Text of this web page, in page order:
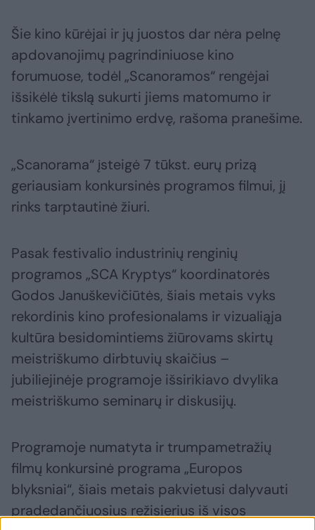
Šie kino kūrėjai ir jų juostos dar nėra pelnę
apdovanojimų pagrindiniuose kino
forumuose, todėl „Scanoramos“ rengėjai
išsikėlė tikslą sukurti jiems matomumo ir
tinkamo įvertinimo erdvę, rašoma pranešime.
„Scanorama“ įsteigė 7 tūkst. eurų prizą
geriausiam konkursinės programos filmui, jį
rinks tarptautinė žiuri.
Pasak festivalio industrinių renginių
programos „SCA Kryptys“ koordinatorės
Godos Januškevičiūtės, šiais metais vyks
rekordinis kino profesionalams ir vizualiąja
kultūra besidomintiems žiūrovams skirtų
meistriškumo dirbtuvių skaičius –
jubiliejinėje programoje išsirikiavo dvylika
meistriškumo seminarų ir diskusijų.
Programoje numatyta ir trumpametražių
filmų konkursinė programa „Europos
blyksniai“, šiais metais pakvietusi dalyvauti
pradedančiuosius režisierius iš visos